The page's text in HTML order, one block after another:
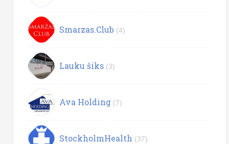
Smarzas.Club (4)
Lauku šiks (3)
Ava Holding (7)
StockholmHealth (37)